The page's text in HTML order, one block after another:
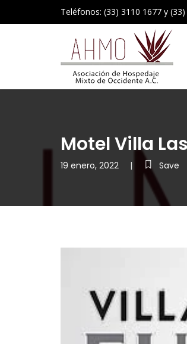
Teléfonos: (33) 3110 1677 y
Motel Villa
19 enero, 2022 Save